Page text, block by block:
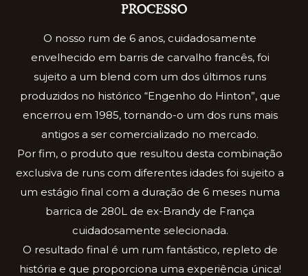
PROCESSO
O nosso rum de 6 anos, cuidadosamente
envelhecido em barris de carvalho francês, foi
sujeito a um blend com um dos últimos runs
produzidos no histórico “Engenho do Hinton”, que
encerrou em 1985, tornando-o um dos runs mais
antigos a ser comercializado no mercado.
Por fim, o produto que resultou desta combinação
exclusiva de runs com diferentes idades foi sujeito a
um estágio final com a duração de 6 meses numa
barrica de 280L de ex-Brandy de França
cuidadosamente selecionada.
O resultado final é um rum fantástico, repleto de
história e que proporciona uma experiência única!